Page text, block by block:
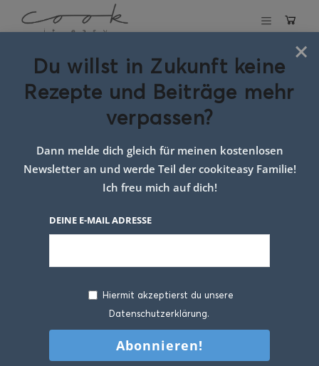
Schlagwort:
kartoffel spargel
gratin
×
Du willst in Zukunft keine
Rezepte und Beiträge mehr
verpassen?
Dann melde dich gleich für meinen kostenlosen
Newsletter an und werde Teil der cookiteasy Familie!
Ich freu mich auf dich!
DEINE E-MAIL ADRESSE
Hiermit akzeptierst du unsere
Datenschutzerklärung.